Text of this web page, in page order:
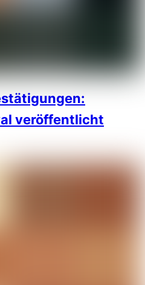
veröffentlicht